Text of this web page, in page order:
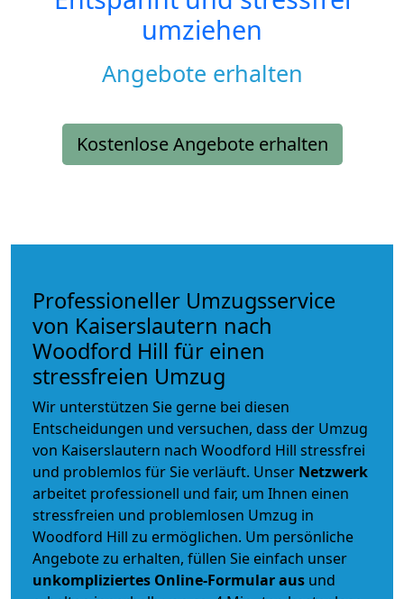
umziehen
Angebote erhalten
Kostenlose Angebote erhalten
Professioneller Umzugsservice
von Kaiserslautern nach
Woodford Hill für einen
stressfreien Umzug
Wir unterstützen Sie gerne bei diesen
Entscheidungen und versuchen, dass der Umzug
von Kaiserslautern nach Woodford Hill stressfrei
und problemlos für Sie verläuft. Unser Netzwerk
arbeitet professionell und fair, um Ihnen einen
stressfreien und problemlosen Umzug in
Woodford Hill zu ermöglichen. Um persönliche
Angebote zu erhalten, füllen Sie einfach unser
unkompliziertes Online-Formular aus und